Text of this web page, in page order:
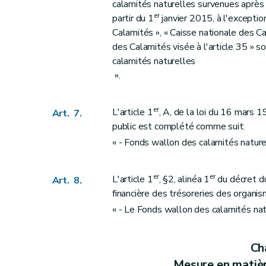
Art. 47
Art. 48
Art. 49
Art. 51
Art. 53
Art. 54
Art. 55
Art. 58
Art. 59
calamités naturelles survenues
partir du 1erjanvier 2015, à
Calamités », « Caisse nationale des
des Calamités visée à l'article 35 »
calamités naturelles
».
Art. 7. L'article 1er, A, de la loi du 16 mars
public est complété comme suit:
« - Fonds wallon des calamités
Art. 8. L'article 1er, §2, alinéa 1erdu décret
financière des trésoreries des
« - Le Fonds wallon des calamités